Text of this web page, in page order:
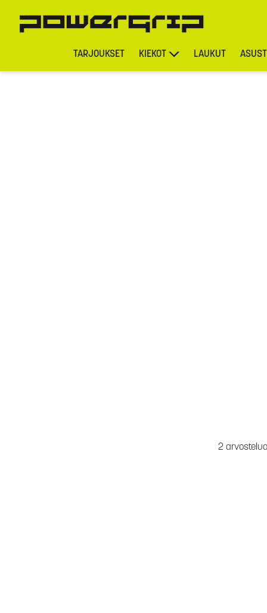
TARJOUKSET KIEKOT LAUKUT
2 arvostelua